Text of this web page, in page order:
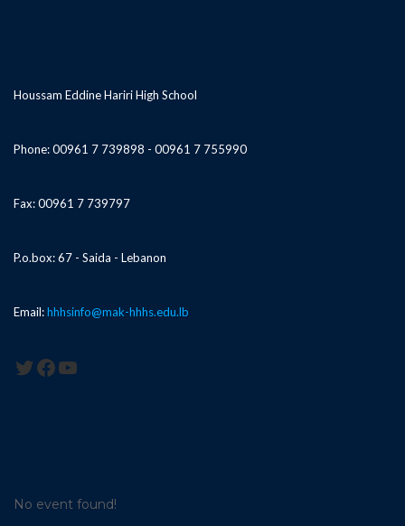
Houssam Eddine Hariri High School
Phone: 00961 7 739898 - 00961 7 755990
Fax: 00961 7 739797
P.o.box: 67 - Saida - Lebanon
Email:hhhsinfo@mak-hhhs.edu.lb
Twitter
Facebook
YouTube
No event found!